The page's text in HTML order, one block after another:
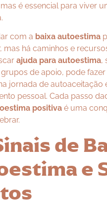
é essencial para viver
com a baixa autoestima
mas há caminhos e
ajuda para autoestima,
de apoio, pode fazer
jornada de autoaceitação
pessoal. Cada passo
positiva é uma
de
e